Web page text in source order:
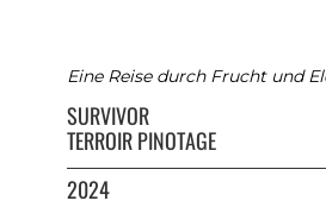
Eine Reise durch Frucht und
SURVIVOR
TERROIR PINOTAGE
2024